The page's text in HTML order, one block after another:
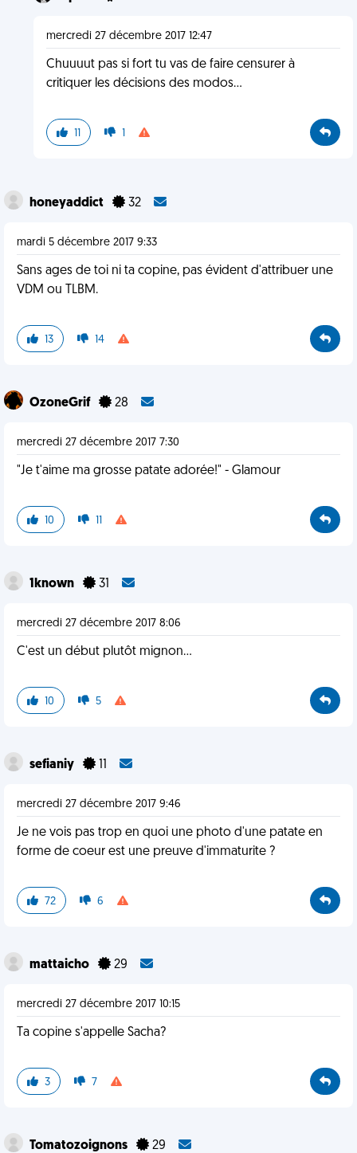
mercredi 27 décembre 2017 12:47
Chuuuut pas si fort tu vas de faire censurer à
critiquer les décisions des modos...
11 1
honeyaddict 32
mardi 5 décembre 2017 9:33
Sans ages de toi ni ta copine, pas évident d'attribuer une
VDM ou TLBM.
13 14
OzoneGrif 28
mercredi 27 décembre 2017 7:30
"Je t'aime ma grosse patate adorée!" - Glamour
10 11
1known 31
mercredi 27 décembre 2017 8:06
C'est un début plutôt mignon...
10 5
sefianiy
mercredi 27 décembre 2017 9:46
Je ne vois pas trop en quoi une photo d'une patate en
forme de coeur est une preuve d'immaturite ?
72 6
mattaicho 29
mercredi 27 décembre 2017 10:15
Ta copine s'appelle Sacha?
3 7
Tomatozoignons 29